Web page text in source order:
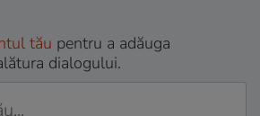
tău pentru a adăuga
dialogului.